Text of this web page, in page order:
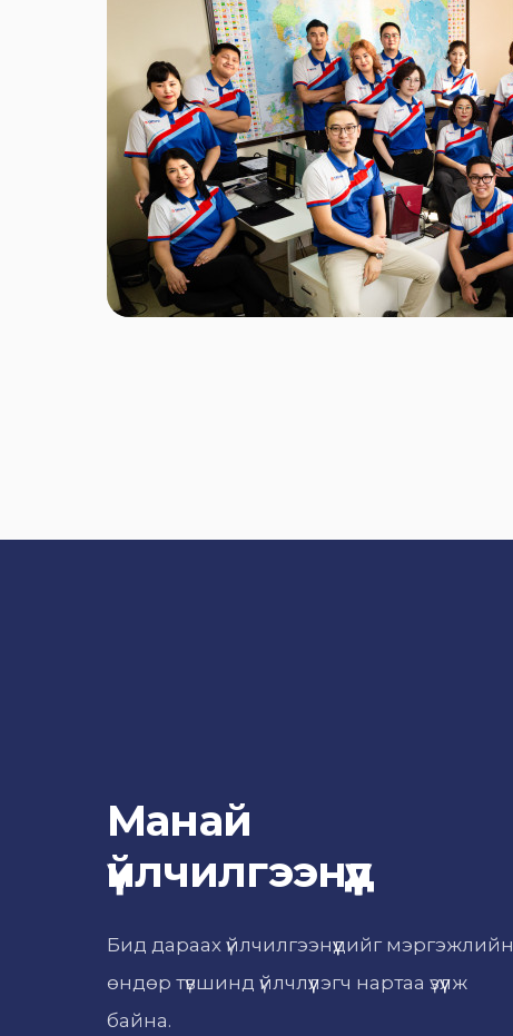
Манай
үйлчилгээнүүд
Бид дараах үйлчилгээнүүдийг мэргэжлийн
өндөр түвшинд үйлчлүүлэгч нартаа үзүүлж
байна.